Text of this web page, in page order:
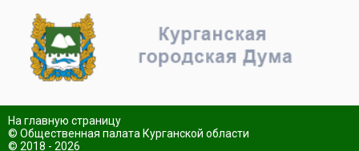
На главную страницу
© Общественная палата Курганской области
© 2018 - 2026